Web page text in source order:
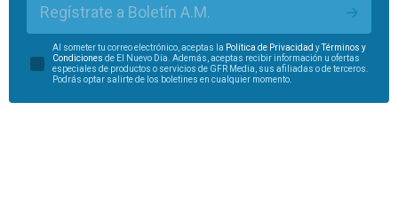
Regístrate a Boletín A.M.
Al someter tu correo electrónico, aceptas la Política de Privacidad yTérminos y
Condiciones de El Nuevo Día. Además, aceptas recibir información u ofertas
especiales de productos o servicios de GFR Media, sus afiliadas o de terceros.
Podrás optar salirte de los boletines en cualquier momento.